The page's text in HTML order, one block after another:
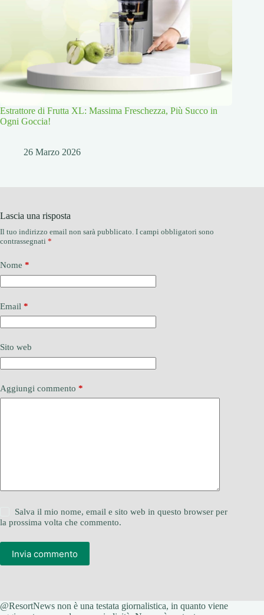
Estrattore di Frutta XL: Massima Freschezza, Più Succo in
Ogni Goccia!
26 Marzo 2026
Lascia una risposta
Il tuo indirizzo email non sarà pubblicato. I campi obbligatori sono
contrassegnati *
Nome *
Email *
Sito web
Aggiungi commento *
Salva il mio nome, email e sito web in questo browser per
la prossima volta che commento.
Invia commento
@ResortNews non è una testata giornalistica, in quanto viene